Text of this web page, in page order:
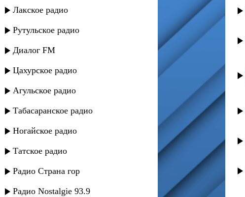
Лакское радио
Рутульское радио
Диалог FM
Цахурское радио
Агульское радио
Табасаранское радио
Ногайское радио
Татское радио
Радио Страна гор
Радио Nostalgie 93.9